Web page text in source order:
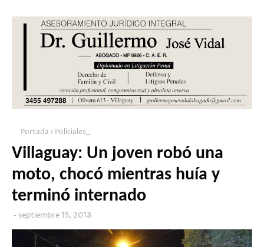
Portada Policiales_
Villaguay: Un joven robó una
moto, chocó mientras huía y
terminó internado
septiembre 15, 2018